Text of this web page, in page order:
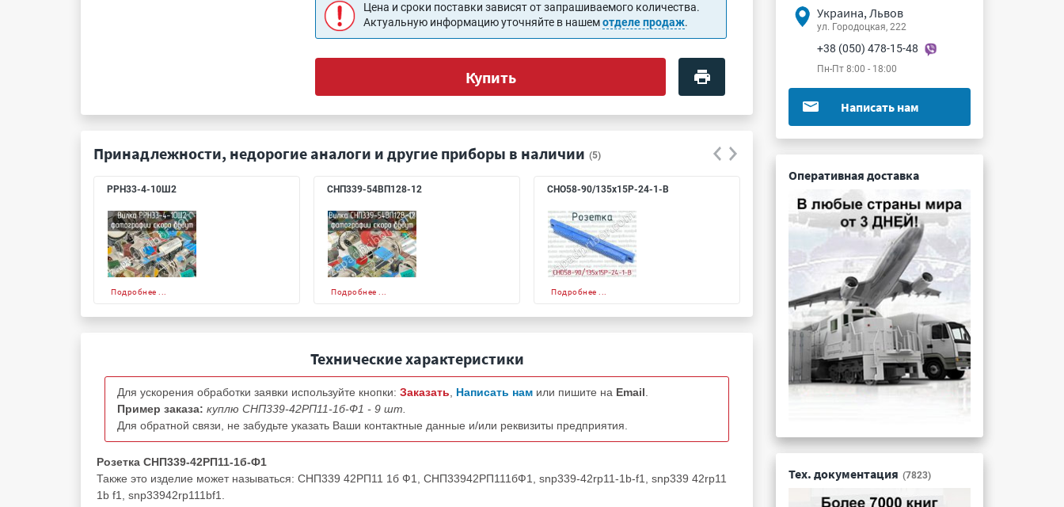
Цена и сроки поставки зависят от запрашиваемого количества.
Актуальную информацию уточняйте в нашемотделе продаж.
Купить
Принадлежности, недорогие аналоги и другие приборы в наличии (5)
РРН33-4-10Ш2
Подробнее ...
СНП339-54ВП128-12
Подробнее ...
СНО58-90/135х15Р-24-1-В
Подробнее ...
СНП268-37РП121-2
Подробнее ...
Технические характеристики
Для ускорения обработки заявки используйте кнопки: Заказать Написать нам или пишите на Email
Пример заказа: куплю СНП339-42РП11-1б-Ф1 - 9 шт.
Для обратной связи, не забудьте указать Ваши контактные данные и/или реквизиты предприятия.
Розетка СНП339-42РП11-1б-Ф1
Также это изделие может называться: СНП339 42РП11 1б Ф1, СНП33942РП111бФ1, snp339-42rp11-1b-f1, snp339 42rp11
1b f1, snp33942rp111bf1.
Украина, Львов
ул. Городоцкая, 222
+38 (050) 478-15-48
Пн-Пт 8:00 - 18:00
Написать нам
Оперативная доставка
Тех. документация (7823)